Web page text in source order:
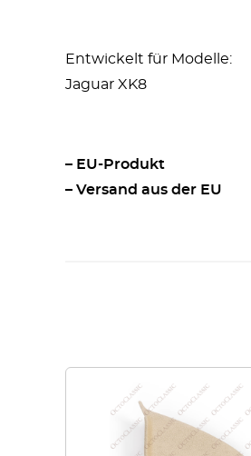
Entwickelt für Modelle:
Jaguar XK8
– EU-Produkt
– Versand aus der EU